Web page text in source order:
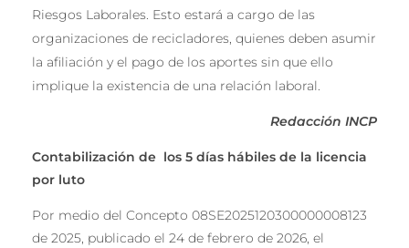
Riesgos Laborales. Esto estará a cargo de las
organizaciones de recicladores, quienes deben asumir
la afiliación y el pago de los aportes sin que ello
implique la existencia de una relación laboral.
Redacción INCP
Contabilización de los 5 días hábiles de la licencia
por luto
Por medio del Concepto 08SE2025120300000008123
de 2025, publicado el 24 de febrero de 2026, el